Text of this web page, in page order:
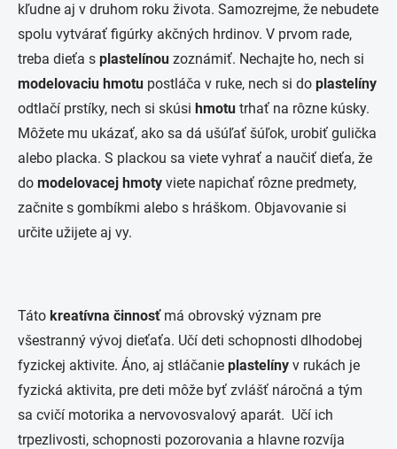
kľudne aj v druhom roku života. Samozrejme, že nebudete
spolu vytvárať figúrky akčných hrdinov. V prvom rade,
treba dieťa s plastelínou zoznámiť. Nechajte ho, nech si
modelovaciu hmotu postláča v ruke, nech si do plastelíny
odtlačí prstíky, nech si skúsi hmotu trhať na rôzne kúsky.
Môžete mu ukázať, ako sa dá ušúľať šúľok, urobiť gulička
alebo placka. S plackou sa viete vyhrať a naučiť dieťa, že
do modelovacej hmoty viete napichať rôzne predmety,
začnite s gombíkmi alebo s hráškom. Objavovanie si
určite užijete aj vy.
Táto kreatívna činnosťmá obrovský význam pre
všestranný vývoj dieťaťa. Učí deti schopnosti dlhodobej
fyzickej aktivite. Áno, aj stláčanie plastelíny v rukách je
fyzická aktivita, pre deti môže byť zvlášť náročná a tým
sa cvičí motorika a nervovosvalový aparát. Učí ich
trpezlivosti, schopnosti pozorovania a hlavne rozvíja